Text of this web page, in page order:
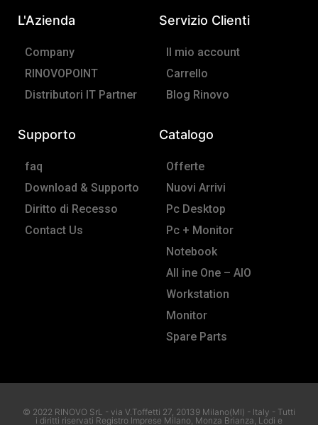
k
-
f
a
m
L'Azienda
Company
RINOVOPOINT
Distributori IT Partner
Servizio Clienti
Il mio account
Carrello
Blog Rinovo
Supporto
faq
Download & Supporto
Diritto di Recesso
Contact Us
Catalogo
Offerte
Nuovi Arrivi
Pc Desktop
Pc + Monitor
Notebook
All ine One – AIO
Workstation
Monitor
Spare Parts
© 2022 RINOVO SrL - via V.Toffetti 27, 20139 Milano(MI) - Italy - Tutti
i diritti riservati Registro Imprese Milano, Monza Brianza, Lodi e